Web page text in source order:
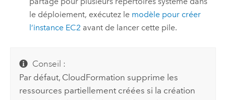
le déploiement, exécutez le modèle pour créer
l’instance EC2 avant de lancer cette pile.
Conseil :
Par défaut, CloudFormation supprime les
ressources partiellement créées si la création